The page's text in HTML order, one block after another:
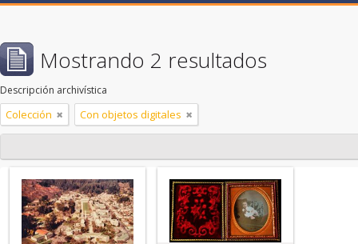
Mostrando 2 resultados
Descripción archivística
Colección Con objetos digitales